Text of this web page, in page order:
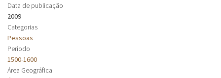
Data de publicação
2009
Categorias
Pessoas
Período
1500-1600
Área Geográfica